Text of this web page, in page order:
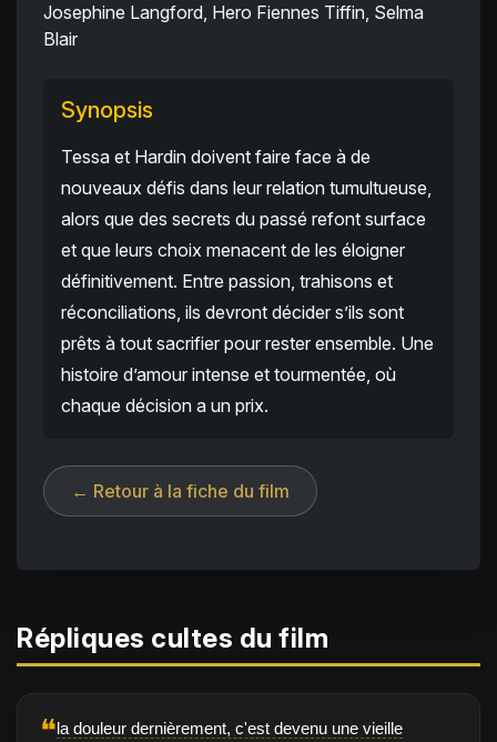
Josephine Langford, Hero Fiennes Tiffin, Selma
Blair
Synopsis
Tessa et Hardin doivent faire face à de
nouveaux défis dans leur relation tumultueuse,
alors que des secrets du passé refont surface
et que leurs choix menacent de les éloigner
définitivement. Entre passion, trahisons et
réconciliations, ils devront décider s’ils sont
prêts à tout sacrifier pour rester ensemble. Une
histoire d’amour intense et tourmentée, où
chaque décision a un prix.
← Retour à la fiche du film
Répliques cultes du film
❝la douleur dernièrement, c'est devenu une vieille